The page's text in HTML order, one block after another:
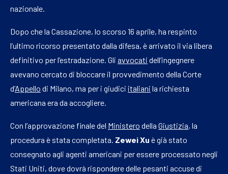
nazionale.
Dopo che la Cassazione, lo scorso 16 aprile, ha respinto
l’ultimo ricorso presentato dalla difesa, è arrivato il via libera
definitivo per l’estradazione. Gli avvocati dell’ingegnere
avevano cercato di bloccare il provvedimento della Corte
d’Appello di Milano, ma per i giudici italiani la richiesta
americana era da accogliere.
Con l’approvazione finale del Ministero della Giustizia, la
procedura è stata completata. Zewei Xu è già stato
consegnato agli agenti americani per essere processato negli
Stati Uniti, dove dovrà rispondere delle pesanti accuse di